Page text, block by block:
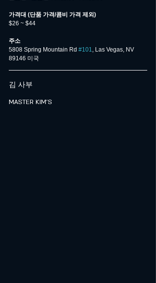
가격대 (단품 가격/콤비 가격 제외)
$26 ~ $44
주소
5808 Spring Mountain Rd #101
, Las Vegas, NV
89146 미국
김 사부
MASTER KIM'S